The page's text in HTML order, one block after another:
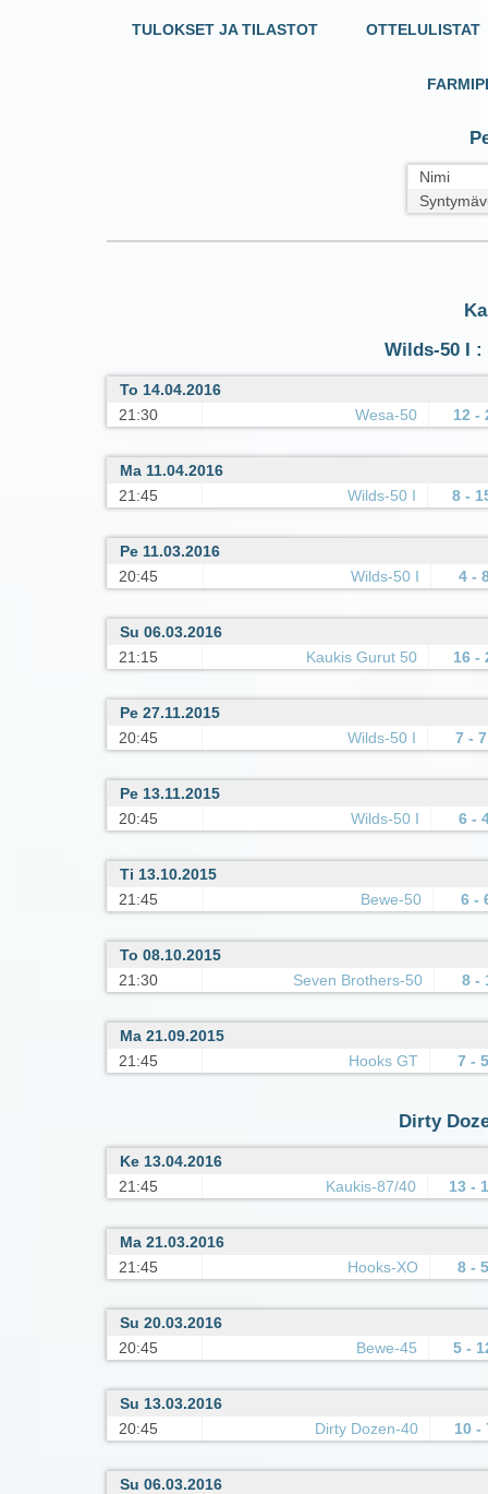
TULOKSET JA TILASTOT OTTELULISTAT
Nimi
Wilds-50 I :
To 14.04.2016
21:30
Wesa-50 12 -
Ma 11.04.2016
21:45
Wilds-50 I 8 -
Pe 11.03.2016
20:45
Wilds-50 I 4 -
Su 06.03.2016
21:15
Kaukis Gurut 50 16 -
Pe 27.11.2015
20:45
Wilds-50 I 7 - 7
Pe 13.11.2015
20:45
Wilds-50 I 6 -
Ti 13.10.2015
21:45
Bewe-50 6 -
To 08.10.2015
21:30
Seven Brothers-50 8 -
Ma 21.09.2015
21:45
Hooks GT 7 - 5
Dirty
Ke 13.04.2016
21:45
Kaukis-87/40 13 -
Ma 21.03.2016
21:45
Hooks-XO 8 - 5
Su 20.03.2016
20:45
Bewe-45 5 -
Su 13.03.2016
20:45
Dirty Dozen-40 10 -
Su 06.03.2016